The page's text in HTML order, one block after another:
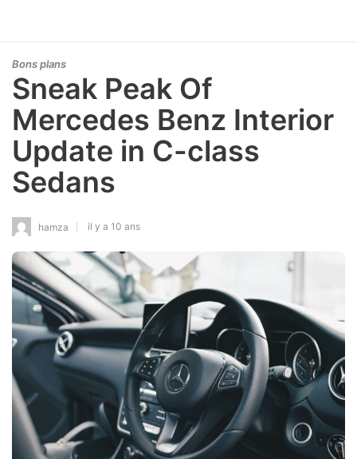
Bons plans
Sneak Peak Of
Mercedes Benz Interior
Update in C-class
Sedans
hamza il y a 10 ans